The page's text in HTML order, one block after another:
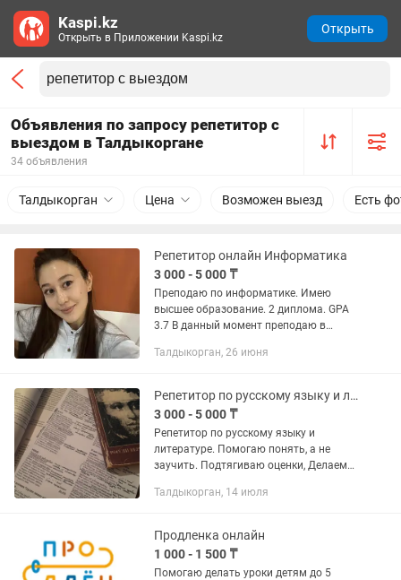
Объявления по запросу репетитор с
выездом в Талдыкоргане
34 объявления
Талдыкорган Цена Возможен выезд Есть
Репетитор онлайн Информатика
3 000 - 5 000 ₸
Преподаю по информатике. Имею
высшее образование. 2 диплома. GPA
3.7 В данный момент преподаю в
дойти до результата, обращайтесь
Талдыкорган, 26 июня
Репетитор по русскому языку и литературе
3 000 - 5 000 ₸
Репетитор по русскому языку и
литературе. Помогаю понять, а не
заучить. Подтягиваю оценки, Делаем
пробелы Изучаем структуру эссе/
Индивидуальный и...
Талдыкорган, 14 июля
Продленка онлайн
1 000 - 1 500 ₸
Помогаю делать уроки детям до 5
Kaspi.kz
Открыть в Приложении Kaspi.kz
Открыть